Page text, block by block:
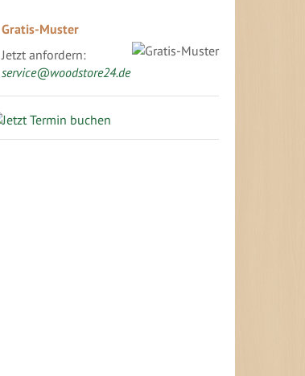
Gratis-Muster
Jetzt anfordern:
service@woodstore24.de